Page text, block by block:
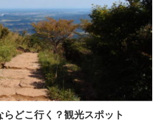
どこ行く？観光スポット